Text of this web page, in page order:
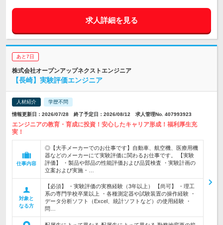
求人詳細を見る
あと7日
株式会社オープンアップネクストエンジニア
【長崎】実験評価エンジニア
人材紹介 学歴不問
情報更新日：2026/07/28 終了予定日：2026/08/12 求人管理No. 407993923
エンジニアの教育・育成に投資！安心したキャリア形成！福利厚生充
実！
仕事内容
◎【大手メーカーでのお仕事です】自動車、航空機、医療用機
器などのメーカーにて実験評価に関わるお仕事です。 【実験
評価】 ・製品や部品の性能評価および品質検査 ・実験計画の
立案および実施・…
対象と
なる方
【必須】 ・実験評価の実務経験（3年以上） 【尚可】 ・理工
系の専門学校卒業以上 ・各種測定器や試験装置の操作経験 ・
データ分析ソフト（Excel、統計ソフトなど）の使用経験 ・
問…